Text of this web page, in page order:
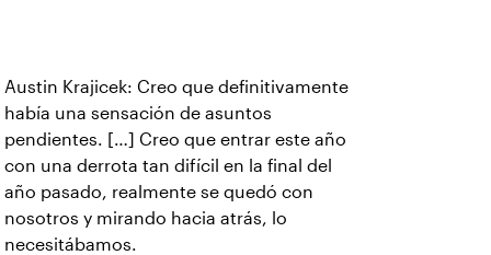
Austin Krajicek: Creo que definitivamente
había una sensación de asuntos
pendientes. […] Creo que entrar este año
con una derrota tan difícil en la final del
año pasado, realmente se quedó con
nosotros y mirando hacia atrás, lo
necesitábamos.